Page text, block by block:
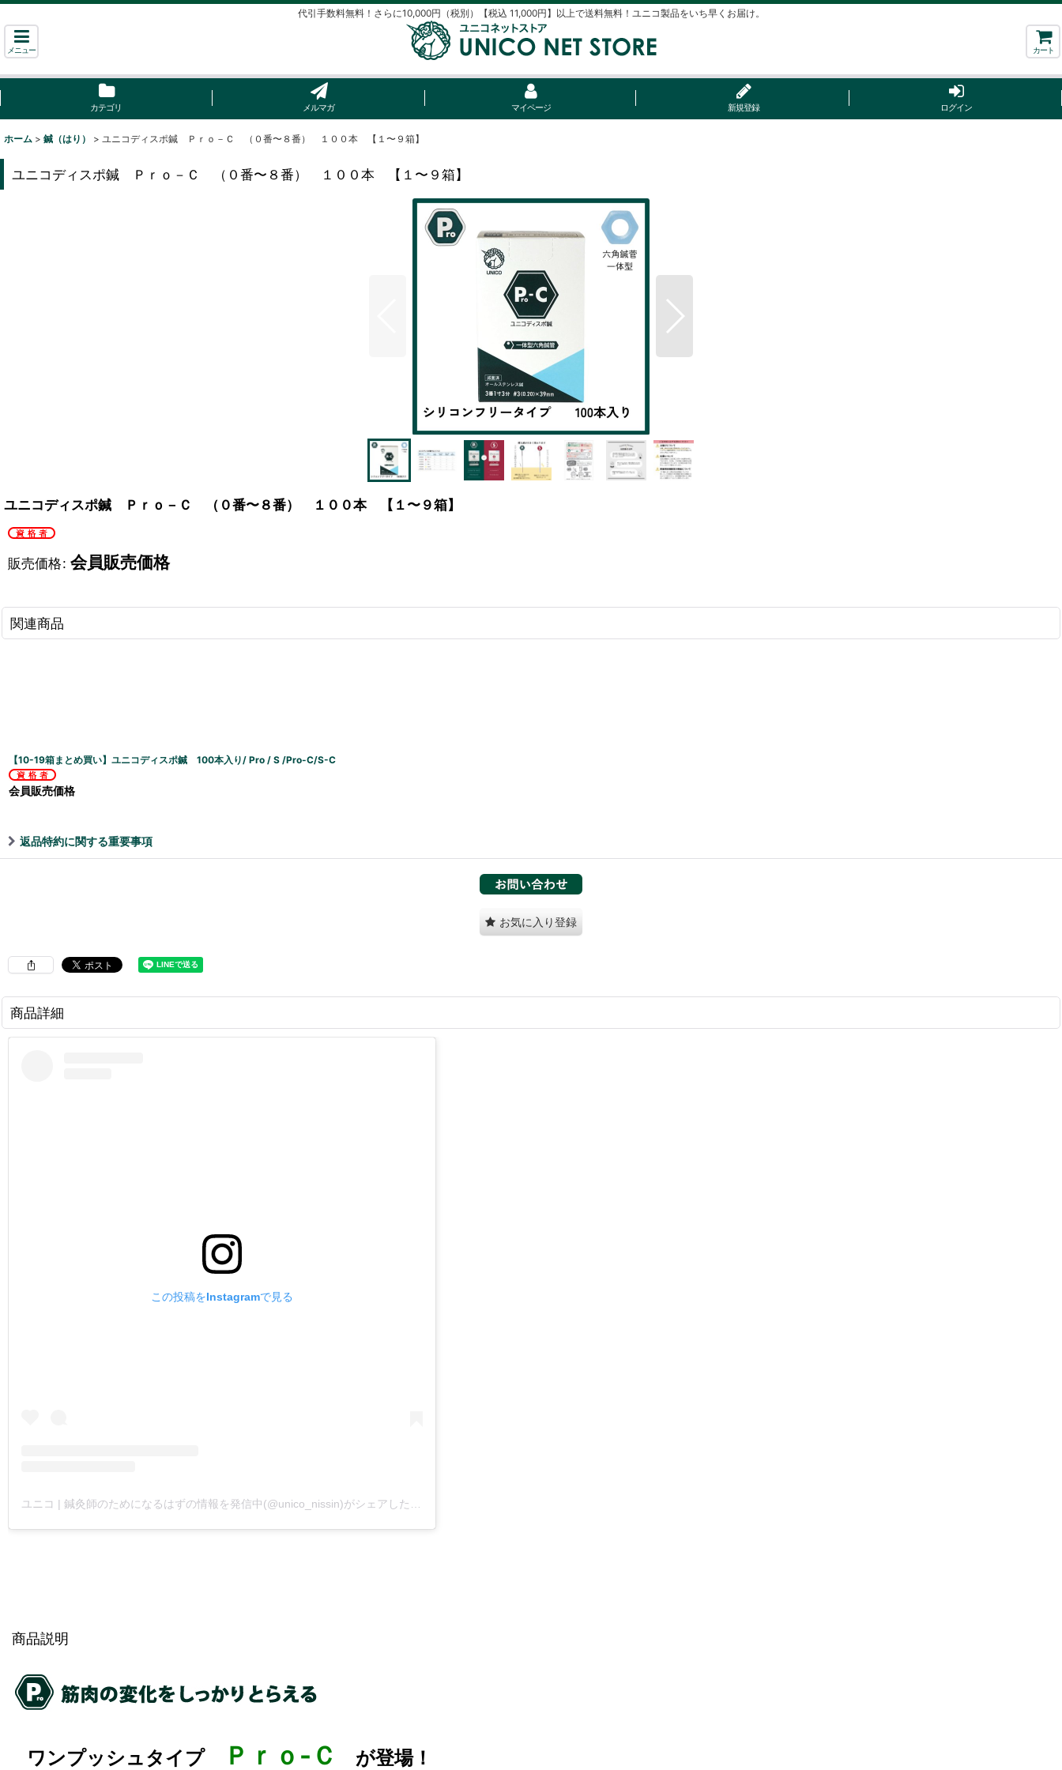
代引手数料無料！さらに10,000円（税別）【税込 11,000円】以上で送料無料！ユニコ製品をいち早くお届け。
メニュー カート
カテゴリ メルマガ マイページ 新規登録 ログイン
ホーム > 鍼（はり） > ユニコディスポ鍼 Ｐｒｏ－Ｃ （０番〜８番） １００本 【１〜９箱】
ユニコディスポ鍼 Ｐｒｏ－Ｃ （０番〜８番） １００本 【１〜９箱】
ユニコディスポ鍼 Ｐｒｏ－Ｃ （０番〜８番） １００本 【１〜９箱】
販売価格: 会員販売価格
関連商品
【10-19箱まとめ買い】ユニコディスポ鍼 100本入り/ Pro / S /Pro-C/S-C
会員販売価格
返品特約に関する重要事項
お気に入り登録
商品詳細
この投稿をInstagramで見る
商品説明
ワンプッシュタイプ Ｐｒｏ-Ｃ が登場！